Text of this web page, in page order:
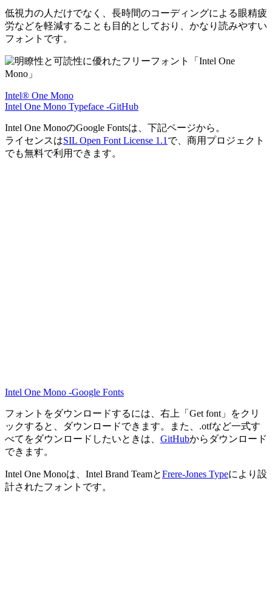
低視力の人だけでなく、長時間のコーディングによる眼精疲
労などを軽減することも目的としており、かなり読みやすい
フォントです。
Intel® One Mono
Intel One Mono Typeface -GitHub
Intel One MonoのGoogle Fontsは、下記ページから。
ライセンスはSIL Open Font License 1.1 で、商用プロジェクト
でも無料で利用できます。
Intel One Mono -Google Fonts
フォントをダウンロードするには、右上「Get font」をクリ
ックすると、ダウンロードできます。また、.otfなど一式す
べてをダウンロードしたいときは、 GitHubからダウンロード
できます。
Intel One Monoは、Intel Brand TeamとFrere-Jones Typeにより設
計されたフォントです。